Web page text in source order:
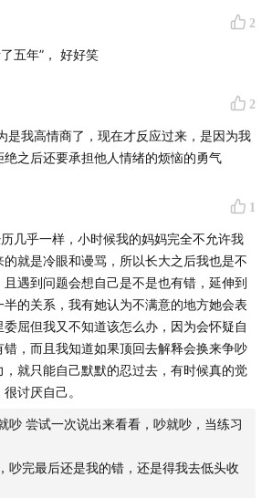
2
五年”， 好好笑
2
是我高情商了，现在才反应过来，是因为我
绝之后还要承担他人情绪的烦恼的勇气
1
几乎一样，小时候我的妈妈完全不允许我
就是冷眼和谩骂，所以长大之后我也是不
且遇到问题会想自己是不是也有错，延伸到
的关系，我有她认为不满意的地方她会表
屈但我又不知道该怎么办，因为会怀疑自
错，而且我知道如果顶回去解释会换来争吵
，就只能自己默默的忍过去，有时候真的觉
讨厌自己。
吵 尝试一次说出来看看，吵就吵，当练习
吵完最后还是我的错，还是得我去低头收